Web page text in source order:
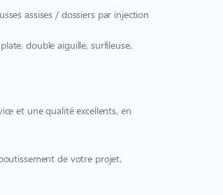
assises / dossiers par injection
double aiguille, surfileuse,
et une qualité excellents, en
de votre projet.